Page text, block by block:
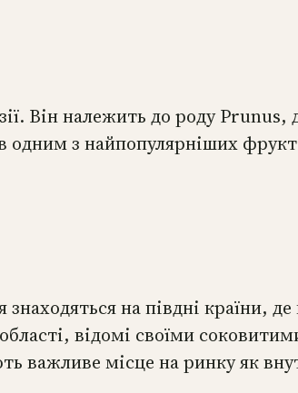
Він належить до роду Prunus,
з найпопулярніших
на півдні країни, де
відомі своїми
важливе місце на ринку як